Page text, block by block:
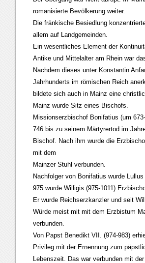
romanisierte Bevölkerung weiter.
Die fränkische Besiedlung
allem auf Landgemeinden.
Ein wesentliches Element der
Antike und Mittelalter am Rhein war
Nachdem dieses unter Konstantin
Jahrhunderts im römischen Reich
bildete sich auch in Mainz eine
Mainz wurde Sitz eines Bischofs.
Missionserzbischof Bonifatius (um
746 bis zu seinem Märtyrertod im
Bischof. Nach ihm wurde die
mit dem
Mainzer Stuhl verbunden.
Nachfolger von Bonifatius wurde Lullus
975 wurde Willigis (975-1011)
Er wurde Reichserzkanzler und seit
Würde meist mit mit dem Erzbistum
verbunden.
Von Papst Benedikt VII. (974-983)
Privileg mit der Ernennung zum
Lebenszeit. Das war verbunden mit